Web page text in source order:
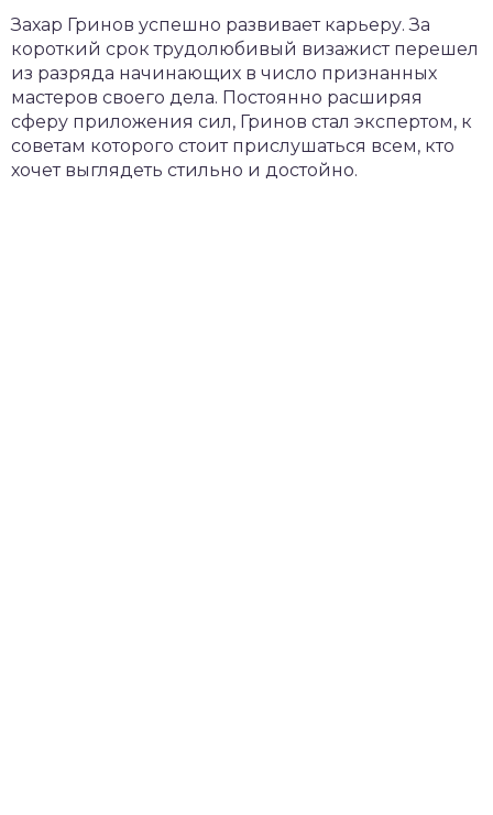
Захар Гринов успешно развивает карьеру. За
короткий срок трудолюбивый визажист перешел
из разряда начинающих в число признанных
мастеров своего дела. Постоянно расширяя
сферу приложения сил, Гринов стал экспертом, к
советам которого стоит прислушаться всем, кто
хочет выглядеть стильно и достойно.